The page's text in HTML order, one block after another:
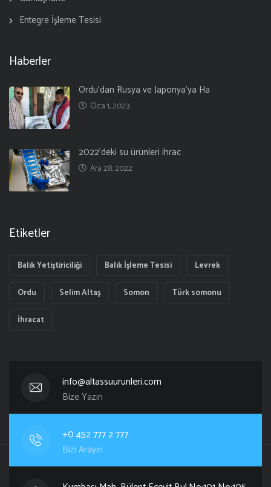
Entegre İşleme Tesisi
Haberler
Ordu’dan Rusya ve Japonya’ya Ha
Oca 1, 2023
2022’deki su ürünleri ihrac
Ara 28, 2022
Etiketler
Balık Yetiştiriciliği Balık İşleme Tesisi Levrek
Ordu Selim Altaş Somon Türk somonu
İhracat
info@altassuurunleri.com
Bize Yazın
+0 452 777 2 777
Bizi Arayın